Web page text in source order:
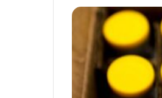
Santos
vacinação
contra
Mpox.
Confira
critérios